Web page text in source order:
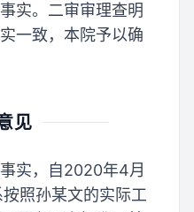
实。二审审理查明
一致，本院予以确
见
实，自2020年4月
照孙某文的实际工